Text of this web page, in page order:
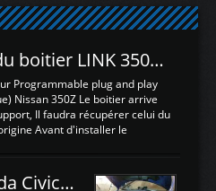
Test du boitier LINK 350Z Plugin ECU
Programmable plug and play
Nissan 350Z Le boitier arrive
Il faudra récupérer celui du
Avant d'installer le
l'information de la large bande
Préparation Honda Civic Type R FK2